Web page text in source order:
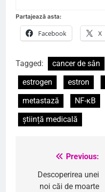
Partajează asta:
Facebook X
Tagged: cancer de sân
estrogen
estron
metastază
NF-κB
știință medicală
NavigarePrevious:
Descoperirea unei
noi căi de moarte